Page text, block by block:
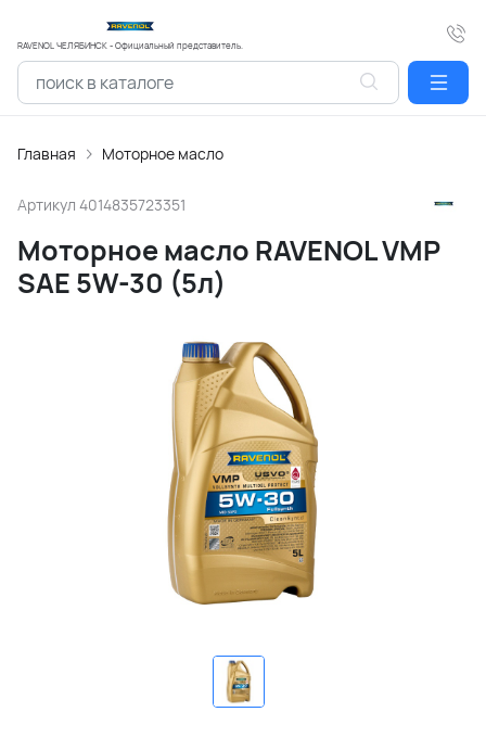
RAVENOL ЧЕЛЯБИНСК - Официальный представитель.
Главная Моторное масло
Артикул 4014835723351
Моторное масло RAVENOL VMP
SAE 5W-30 (5л)